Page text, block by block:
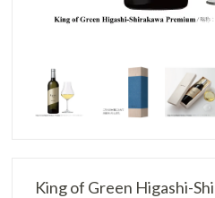
King of Green Higashi-